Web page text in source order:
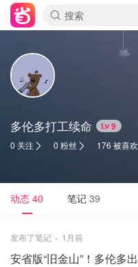
多伦多打工续命 9
0 关注 0 粉丝 176 被喜欢
动态 40 笔记 39
发布了笔记 1月前